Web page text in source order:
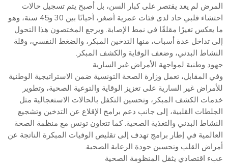
المرض لم يعد يقتصر على كبار السن، بل أصبح يتم تسجيل حالات
احتشاء قلبي حاد لدى فئات عمرية أصغر، أحيانًا بين 30 و45 سنة، وهو
ما يعكس تغيرًا مقلقًا في نمط الإصابة. ويرجع المختصون هذا التحول
إلى تداخل عدة أسباب، منها التدخين المبكر، والضغط النفسي، وقلة
النشاط البدني، وضعف الوقاية والكشف المبكر.
جهود وطنية لمواجهة الأمراض غير السارية
وفي المقابل، تعمل وزارة الصحة التونسية ضمن الاستراتيجية الوطنية
للأمراض غير السارية على تعزيز الوقاية والتوعية الصحية، وتطوير
خدمات الكشف المبكر، وتحسين التكفل بالحالات الاستعجالية مثل
الجلطات القلبية، إلى جانب دعم برامج الإقلاع عن التدخين وتشجيع
النشاط البدني والتغذية الصحية. كما تتعاون تونس مع منظمة الصحة
العالمية في إطار برامج تهدف إلى تقليص الوفيات المبكرة الناتجة عن
أمراض القلب وتحسين جودة الرعاية الصحية.
عبء اقتصادي يثقل المنظومة الصحية